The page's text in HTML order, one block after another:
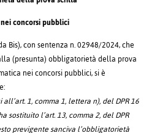
concorsi pubblici
Bis), con sentenza n. 02948/2024, che
(presunta) obbligatorietà della prova
nei concorsi pubblici, si è
1, comma 1, lettera n), del DPR 16
sostituito l’art. 13, comma 2, del DPR
previgente sanciva l’obbligatorietà